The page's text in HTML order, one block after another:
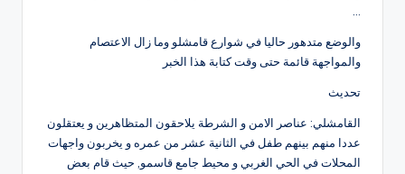
والوضع متدهور حاليا في شوارع قامشلو وما زال الاعتصام
والمواجهة قائمة حتى وقت كتابة هذا الخبر
تحديث
القامشلي: عناصر الامن و الشرطة يلاحقون المتظاهرين و يعتقلون
عددا منهم بينهم طفل في الثانية عشر من عمره و يخربون واجهات
المحلات في الحي الغربي و محيط جامع قاسمو, حيث قام بعض